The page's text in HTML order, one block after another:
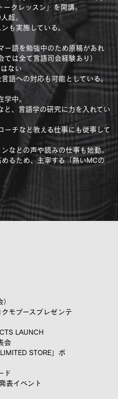
ークレッスン」を開講。
超。
も実施している。
ー語を勉強中のため原稿があれ
は全て言語司会経験あり）
ない
語への対応も可能としている。
学中。
ど、言語学の研究に力を入れてい
ーチなど教える仕事にも従事して
などの声や読みの仕事も始動。
るため、主宰する「熱いMCの
クモブースプレゼンテ
LAUNCH
会
STORE」ポ
ド
表イベント